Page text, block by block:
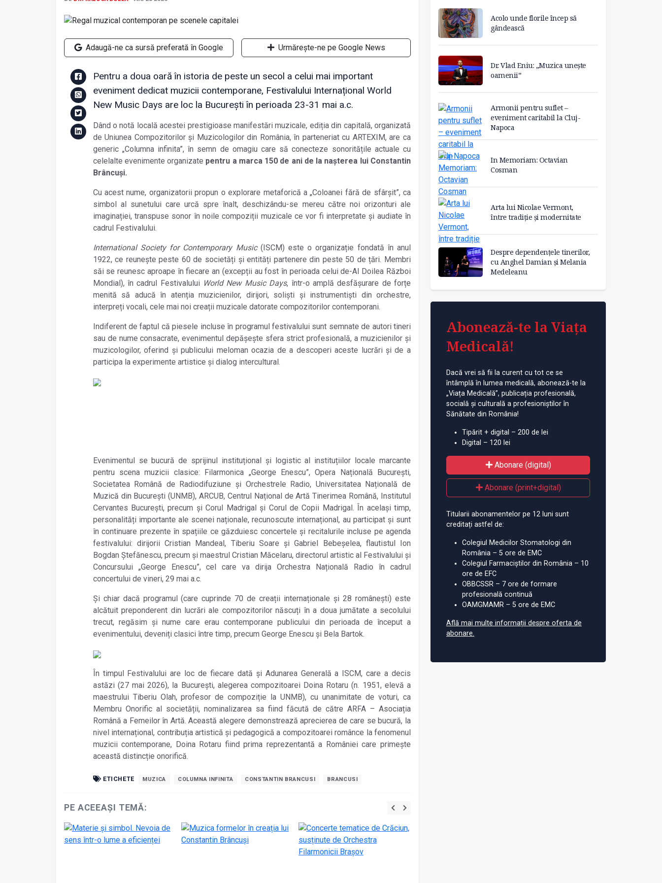
Adaugă-ne ca sursă preferată în Google Urmărește-ne pe Google News
Pentru a doua oară în istoria de peste un secol a celui mai important
eveniment dedicat muzicii contemporane, Festivalului Internațional World
New Music Days are loc la București în perioada 23-31 mai a.c.
Dând o notă locală acestei prestigioase manifestări muzicale, ediția din capitală, organizată
de Uniunea Compozitorilor și Muzicologilor din România, în parteneriat cu ARTEXIM, are ca
generic „Columna infinita”, în semn de omagiu care să conecteze sonoritățile actuale cu
celelalte evenimente organizate pentru a marca 150 de ani de la nașterea lui Constantin
Brâncuși.
Cu acest nume, organizatorii propun o explorare metaforică a „Coloanei fără de sfârșit”, ca
simbol al sunetului care urcă spre înalt, deschizându-se mereu către noi orizonturi ale
imaginației, transpuse sonor în noile compoziții muzicale ce vor fi interpretate și audiate în
cadrul Festivalului.
International Society for Contemporary Music(ISCM) este o organizație fondată în anul
1922, ce reunește peste 60 de societăți și entități partenere din peste 50 de țări. Membri
săi se reunesc aproape în fiecare an (excepții au fost în perioada celui de-Al Doilea Război
Mondial), în cadrul Festivalului World New Music Days, într-o amplă desfășurare de forțe
menită să aducă în atenția muzicienilor, dirijori, soliști și instrumentiști din orchestre,
interpreți vocali, cele mai noi creații muzicale datorate compozitorilor contemporani.
Indiferent de faptul că piesele incluse în programul festivalului sunt semnate de autori tineri
sau de nume consacrate, evenimentul depășește sfera strict profesională, a muzicienilor și
muzicologilor, oferind și publicului meloman ocazia de a descoperi aceste lucrări și de a
participa la experimente artistice și dialog intercultural.
Evenimentul se bucură de sprijinul instituțional și logistic al instituțiilor locale marcante
pentru scena muzicii clasice: Filarmonica „George Enescu”, Opera Națională București,
Societatea Română de Radiodifuziune și Orchestrele Radio, Universitatea Națională de
Muzică din București (UNMB), ARCUB, Centrul Național de Artă Tinerimea Română, Institutul
Cervantes București, precum și Corul Madrigal și Corul de Copii Madrigal. În același timp,
personalități importante ale scenei naționale, recunoscute internațional, au participat și sunt
în continuare prezente în spațiile ce găzduiesc concertele și recitalurile incluse pe agenda
festivalului: dirijorii Cristian Mandeal, Tiberiu Soare și Gabriel Bebeșelea, flautistul Ion
Bogdan Ștefănescu, precum și maestrul Cristian Măcelaru, directorul artistic al Festivalului și
Concursului „George Enescu”, cel care va dirija Orchestra Națională Radio în cadrul
concertului de vineri, 29 mai a.c.
Și chiar dacă programul (care cuprinde 70 de creații internaționale și 28 românești) este
alcătuit preponderent din lucrări ale compozitorilor născuți în a doua jumătate a secolului
trecut, regăsim și nume care erau contemporane publicului din perioada de început a
evenimentului, deveniți clasici între timp, precum George Enescu și Bela Bartok.
În timpul Festivalului are loc de fiecare dată și Adunarea Generală a ISCM, care a decis
astăzi (27 mai 2026), la București, alegerea compozitoarei Doina Rotaru (n. 1951, elevă a
maestrului Tiberiu Olah, profesor de compoziție la UNMB), cu unanimitate de voturi, ca
Membru Onorific al societății, nominalizarea sa fiind făcută de către ARFA – Asociația
Română a Femeilor în Artă. Această alegere demonstrează aprecierea de care se bucură, la
nivel internațional, contribuția artistică și pedagogică a compozitoarei românce la fenomenul
muzicii contemporane, Doina Rotaru fiind prima reprezentantă a României care primește
această distincție onorifică.
ETICHETE MUZICA COLUMNA INFINITA CONSTANTIN BRANCUSI BRANCUSI
PE ACEEAȘI TEMĂ:
Acolo unde florile încep să
gândească
Dr. Vlad Eniu: „Muzica unește
oamenii”
Armonii pentru suflet –
eveniment caritabil la Cluj-
Napoca
In Memoriam: Octavian
Cosman
Arta lui Nicolae Vermont,
între tradiție și modernitate
Despre dependențele tinerilor,
cu Anghel Damian și Melania
Medeleanu
Abonează-te la Viața
Medicală!
Dacă vrei să fii la curent cu tot ce se
întâmplă în lumea medicală, abonează-te la
„Viața Medicală”, publicația profesională,
socială și culturală a profesioniștilor în
Sănătate din România!
Tipărit + digital – 200 de lei
Digital – 120 lei
Abonare (digital)
Abonare (print+digital)
Titularii abonamentelor pe 12 luni sunt
creditați astfel de:
Colegiul Medicilor Stomatologi din
România – 5 ore de EMC
Colegiul Farmaciștilor din România – 10
ore de EFC
OBBCSSR – 7 ore de formare
profesională continuă
OAMGMAMR – 5 ore de EMC
Află mai multe informații despre oferta de
abonare.